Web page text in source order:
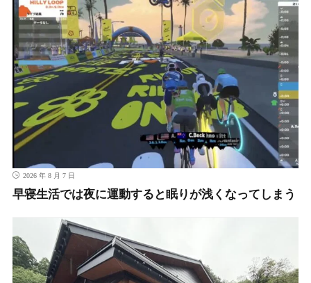
2026 年 8 月 7 日
早寝生活では夜に運動すると眠りが浅くなってしまう